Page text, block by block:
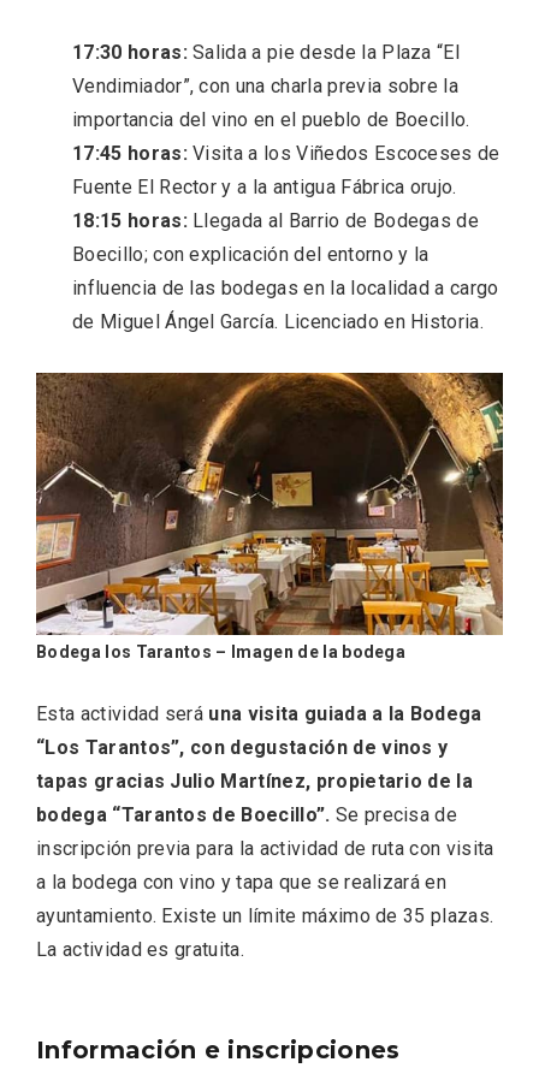
17:30 horas:Salida a pie desde la Plaza “El
Vendimiador”, con una charla previa sobre la
importancia del vino en el pueblo de Boecillo.
17:45 horas:Visita a los Viñedos Escoceses de
Fuente El Rector y a la antigua Fábrica orujo.
18:15 horas:Llegada al Barrio de Bodegas de
Boecillo; con explicación del entorno y la
influencia de las bodegas en la localidad a cargo
de Miguel Ángel García. Licenciado en Historia.
Bodega los Tarantos – Imagen de la bodega
Esta actividad será una visita guiada a la Bodega
“Los Tarantos”, con degustación de vinos y
tapas gracias Julio Martínez, propietario de la
bodega “Tarantos de Boecillo”. Se precisa de
inscripción previa para la actividad de ruta con visita
a la bodega con vino y tapa que se realizará en
ayuntamiento. Existe un límite máximo de 35 plazas.
La actividad es gratuita.
Información e inscripciones
Enoturismo visitando la Bodega Museo
La Olmilla, en Peñafiel
Paseo nocturno por Valladolid